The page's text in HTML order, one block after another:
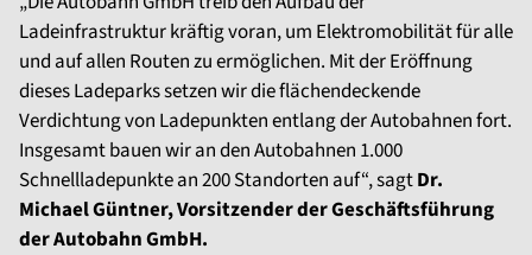
Ladeinfrastruktur kräftig voran, um Elektromobilität für alle
und auf allen Routen zu ermöglichen. Mit der Eröffnung
dieses Ladeparks setzen wir die flächendeckende
Verdichtung von Ladepunkten entlang der Autobahnen fort.
Insgesamt bauen wir an den Autobahnen 1.000
Schnellladepunkte an 200 Standorten auf“, sagtDr.
Michael Güntner, Vorsitzender der Geschäftsführung
der Autobahn GmbH.